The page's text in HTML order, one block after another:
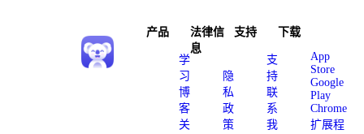
产品
学
习
博
客
关
法律信
息
隐
私
政
策
支持
支
持
联
系
我
下载
App
Store
Google
Play
Chrome
扩展程